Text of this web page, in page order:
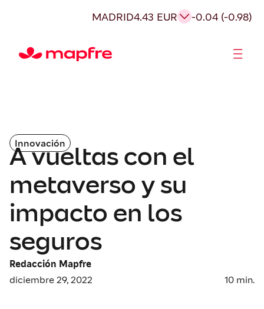
MADRID4.43 EUR -0.04 (-0.98)
Innovación
A vueltas con el
metaverso y su
impacto en los
seguros
Redacción Mapfre
diciembre 29, 2022
10 min.